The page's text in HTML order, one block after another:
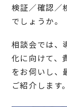
検証／確認／
でしょうか。
相談会では、
化に向けて、
をお伺いし、
ご紹介します。